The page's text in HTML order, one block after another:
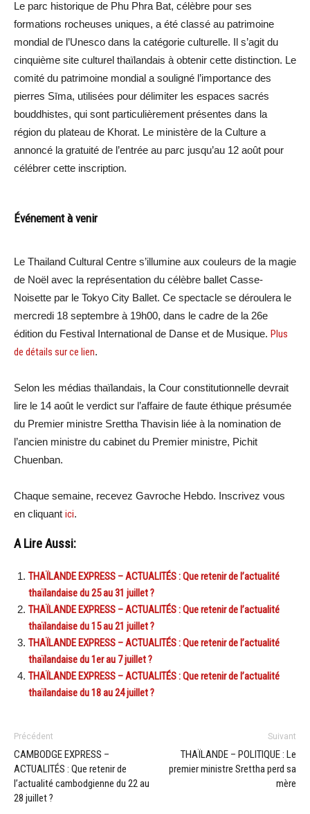
Le parc historique de Phu Phra Bat, célèbre pour ses
formations rocheuses uniques, a été classé au patrimoine
mondial de l’Unesco dans la catégorie culturelle. Il s’agit du
cinquième site culturel thaïlandais à obtenir cette distinction. Le
comité du patrimoine mondial a souligné l’importance des
pierres Sīma, utilisées pour délimiter les espaces sacrés
bouddhistes, qui sont particulièrement présentes dans la
région du plateau de Khorat. Le ministère de la Culture a
annoncé la gratuité de l’entrée au parc jusqu’au 12 août pour
célébrer cette inscription.
Événement à venir
Le Thailand Cultural Centre s’illumine aux couleurs de la magie
de Noël avec la représentation du célèbre ballet Casse-
Noisette par le Tokyo City Ballet. Ce spectacle se déroulera le
mercredi 18 septembre à 19h00, dans le cadre de la 26e
édition du Festival International de Danse et de Musique. Plus
de détails sur ce lien.
Selon les médias thaïlandais, la Cour constitutionnelle devrait
lire le 14 août le verdict sur l’affaire de faute éthique présumée
du Premier ministre Srettha Thavisin liée à la nomination de
l’ancien ministre du cabinet du Premier ministre, Pichit
Chuenban.
Chaque semaine, recevez Gavroche Hebdo. Inscrivez vous
en cliquant ici.
A Lire Aussi:
THAÏLANDE EXPRESS – ACTUALITÉS : Que retenir de l’actualité
thaïlandaise du 25 au 31 juillet ?
THAÏLANDE EXPRESS – ACTUALITÉS : Que retenir de l’actualité
thaïlandaise du 15 au 21 juillet ?
THAÏLANDE EXPRESS – ACTUALITÉS : Que retenir de l’actualité
thaïlandaise du 1er au 7 juillet ?
THAÏLANDE EXPRESS – ACTUALITÉS : Que retenir de l’actualité
thaïlandaise du 18 au 24 juillet ?
Précédent
CAMBODGE EXPRESS –
ACTUALITÉS : Que retenir de
l’actualité cambodgienne du 22 au
28 juillet ?
Suivant
THAÏLANDE – POLITIQUE : Le
premier ministre Srettha perd sa
mère